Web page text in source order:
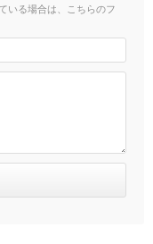
いる場合は、こちらのフ